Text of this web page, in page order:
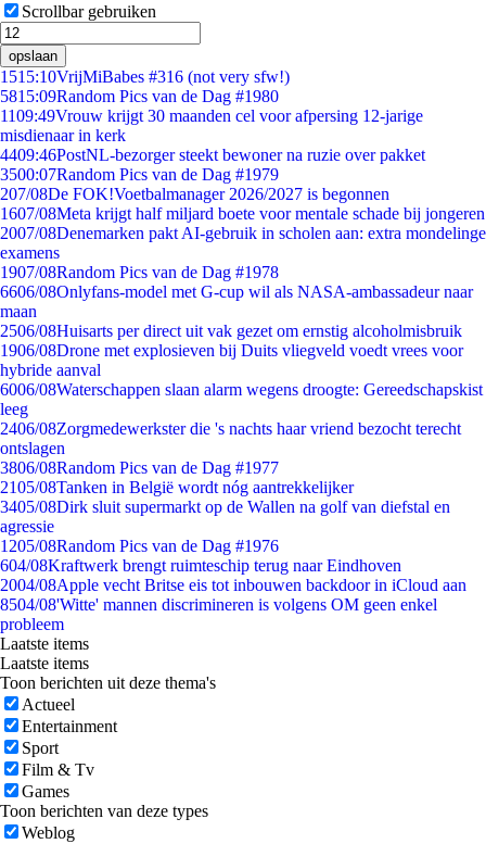
Scrollbar gebruiken
opslaan
1515:10VrijMiBabes #316 (not very sfw!)
5815:09Random Pics van de Dag #1980
1109:49Vrouw krijgt 30 maanden cel voor afpersing 12-jarige
misdienaar in kerk
4409:46PostNL-bezorger steekt bewoner na ruzie over pakket
3500:07Random Pics van de Dag #1979
207/08De FOK!Voetbalmanager 2026/2027 is begonnen
1607/08Meta krijgt half miljard boete voor mentale schade bij jongeren
2007/08Denemarken pakt AI-gebruik in scholen aan: extra mondelinge
examens
1907/08Random Pics van de Dag #1978
6606/08Onlyfans-model met G-cup wil als NASA-ambassadeur naar
maan
2506/08Huisarts per direct uit vak gezet om ernstig alcoholmisbruik
1906/08Drone met explosieven bij Duits vliegveld voedt vrees voor
hybride aanval
6006/08Waterschappen slaan alarm wegens droogte: Gereedschapskist
leeg
2406/08Zorgmedewerkster die 's nachts haar vriend bezocht terecht
ontslagen
3806/08Random Pics van de Dag #1977
2105/08Tanken in België wordt nóg aantrekkelijker
3405/08Dirk sluit supermarkt op de Wallen na golf van diefstal en
agressie
1205/08Random Pics van de Dag #1976
604/08Kraftwerk brengt ruimteschip terug naar Eindhoven
2004/08Apple vecht Britse eis tot inbouwen backdoor in iCloud aan
8504/08'Witte' mannen discrimineren is volgens OM geen enkel
probleem
Laatste items
Laatste items
Toon berichten uit deze thema's
Actueel
Entertainment
Sport
Film & Tv
Games
Toon berichten van deze types
Weblog